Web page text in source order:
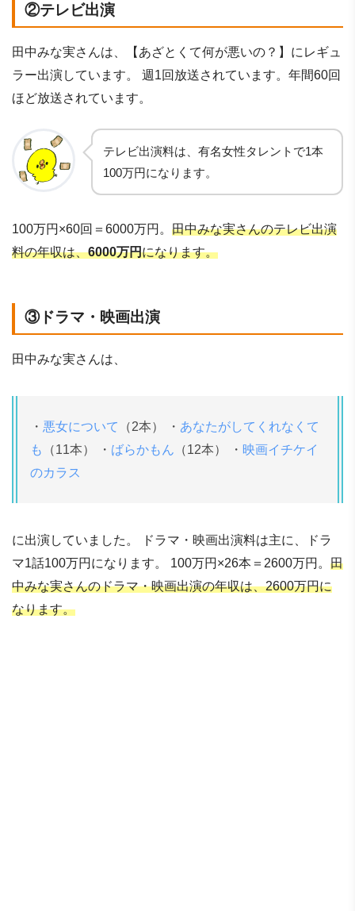
②テレビ出演
田中みな実さんは、【あざとくて何が悪いの？】にレギュ
ラー出演しています。 週1回放送されています。年間60回
ほど放送されています。
テレビ出演料は、有名女性タレントで1本
100万円になります。
100万円×60回＝6000万円。 田中みな実さんのテレビ出演
料の年収は、6000万円になります。
③ドラマ・映画出演
田中みな実さんは、
・ 悪女について （2本） ・ あなたがしてくれなくて
も
（11本） ・ ばらかもん （12本） ・ 映画イチケイ
のカラス
に出演していました。 ドラマ・映画出演料は主に、ドラ
マ1話100万円になります。 100万円×26本＝2600万円。 田
中みな実さんのドラマ・映画出演の年収は、2600万円に
なります。